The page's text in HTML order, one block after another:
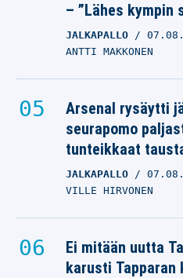
– ”Lähes kympin
JALKAPALLO
ANTTI MAKKONEN
Arsenal rysäytti
seurapomo
tunteikkaat
JALKAPALLO
VILLE HIRVONEN
Ei mitään uutta
karusti